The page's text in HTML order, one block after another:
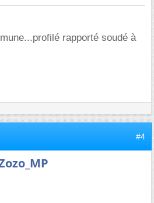
rapporté soudé à
#4